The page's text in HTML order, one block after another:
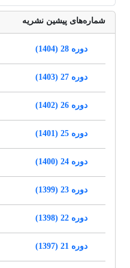
شماره‌های پیشین نشریه
دوره 28 (1404)
دوره 27 (1403)
دوره 26 (1402)
دوره 25 (1401)
دوره 24 (1400)
دوره 23 (1399)
دوره 22 (1398)
دوره 21 (1397)